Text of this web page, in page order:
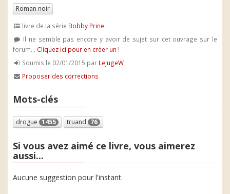
Roman noir
livre de la série Bobby Prine
Il ne semble pas encore y avoir de sujet sur cet ouvrage sur le
forum... Cliquez ici pour en créer un !
Soumis le 02/01/2015 par LeJugeW
Proposer des corrections
Mots-clés
drogue 1455 truand 76
Si vous avez aimé ce livre, vous aimerez
aussi...
Aucune suggestion pour l'instant.